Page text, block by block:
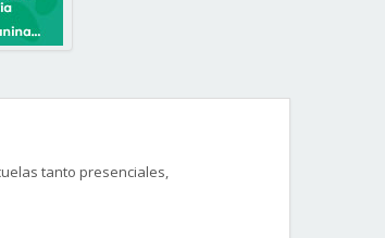
tanto presenciales,